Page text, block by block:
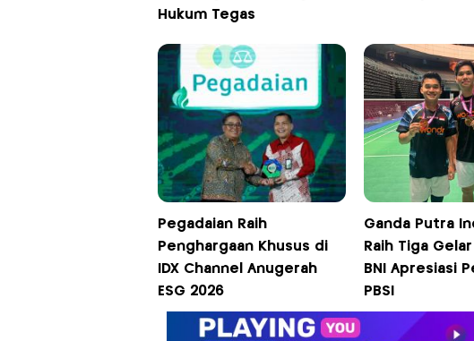
Hukum Tegas
Pegadaian Raih
Penghargaan Khusus di
IDX Channel Anugerah
ESG 2026
Ganda Putra
Raih Tiga
BNI Apresiasi
PBSI